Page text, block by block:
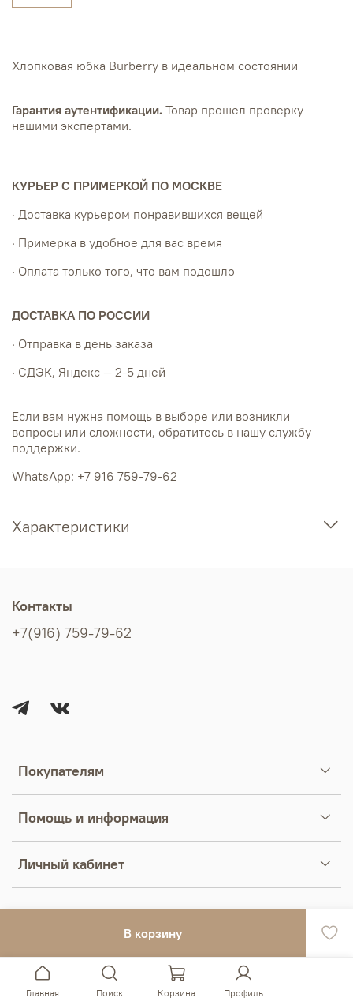
В корзину
Хлопковая юбка Burberry в идеальном состоянии
Гарантия аутентификации. Товар прошел проверку
нашими экспертами.
КУРЬЕР С ПРИМЕРКОЙ ПО МОСКВЕ
· Доставка курьером понравившихся вещей
· Примерка в удобное для вас время
· Оплата только того, что вам подошло
ДОСТАВКА ПО РОССИИ
· Отправка в день заказа
· СДЭК, Яндекс — 2-5 дней
Если вам нужна помощь в выборе или возникли
вопросы или сложности, обратитесь в нашу службу
поддержки.
WhatsApp: +7 916 759-79-62
Характеристики
Покупателям
Помощь и информация
Личный кабинет
Контакты
+7(916) 759-79-62
Главная Поиск Корзина Профиль